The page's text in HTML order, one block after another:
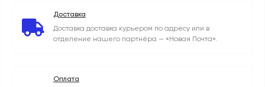
Доставка
Доставка доставка курьером по адресу или в
отделение нашего партнёра — «Новая Почта».
Оплата